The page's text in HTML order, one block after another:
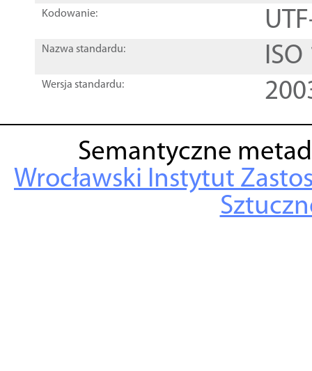
Kodowanie:
Nazwa standardu:
Wersja standardu:
Semantyczne
Wrocławski Instytut